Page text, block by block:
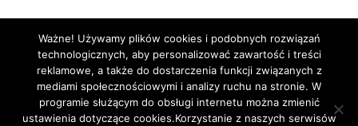
Podążaj za nami
Ważne! Używamy plików cookies i podobnych rozwiązań
technologicznych, aby personalizować zawartość i treści
reklamowe, a także do dostarczenia funkcji związanych z
mediami społecznościowymi i analizy ruchu na stronie. W
programie służącym do obsługi internetu można zmienić
ustawienia dotyczące cookies.Korzystanie z naszych serwisów